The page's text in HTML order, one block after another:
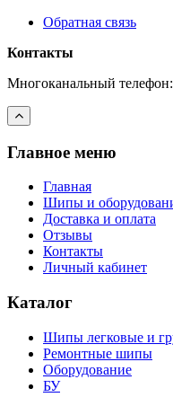
Обратная связь
Контакты
Многоканальный
Главное меню
Главная
Шипы и
Доставка и оплата
Отзывы
Контакты
Личный кабинет
Каталог
Шипы легковые и
Ремонтные шипы
Оборудование
БУ